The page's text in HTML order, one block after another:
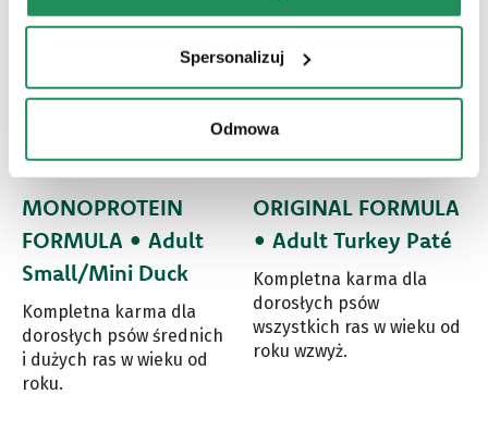
Spersonalizuj
Odmowa
MONOPROTEIN
FORMULA • Adult
Small/Mini Duck
Kompletna karma dla
dorosłych psów średnich
i dużych ras w wieku od
roku.
ORIGINAL FORMULA
• Adult Turkey Paté
Kompletna karma dla
dorosłych psów
wszystkich ras w wieku od
roku wzwyż.